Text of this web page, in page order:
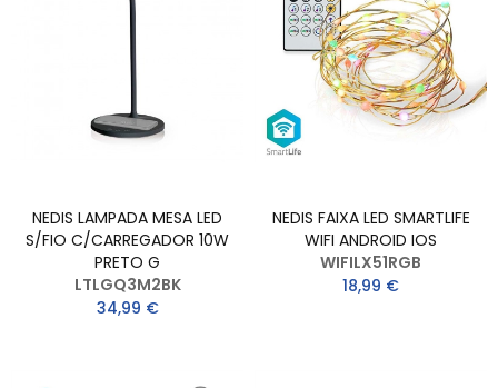
NEDIS LAMPADA MESA LED
S/FIO C/CARREGADOR 10W
PRETO G
LTLGQ3M2BK
34,99 €
NEDIS FAIXA LED SMARTLIFE
WIFI ANDROID IOS
WIFILX51RGB
18,99 €